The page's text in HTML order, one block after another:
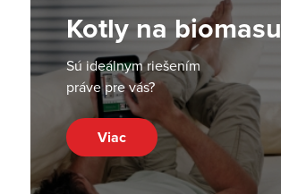
Kotly na biomasu
Sú ideálnym riešením
práve pre vás?
Viac